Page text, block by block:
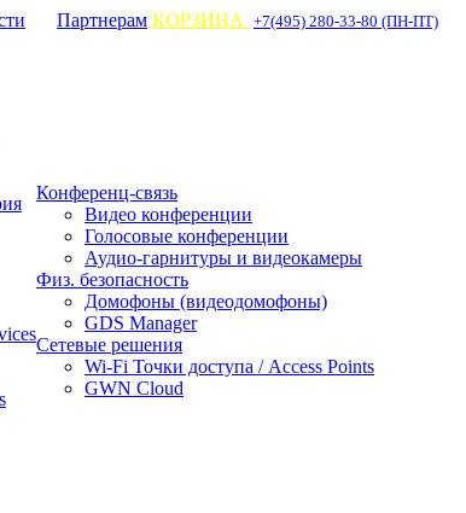
Партнерам КОРЗИНА +7(495) 280-33-80 (ПН-ПТ)
Конференц-связь
Видео конференции
Голосовые конференции
Аудио-гарнитуры и видеокамеры
Физ. безопасность
Домофоны (видеодомофоны)
GDS Manager
Сетевые решения
Wi-Fi Точки доступа / Access Points
GWN Cloud